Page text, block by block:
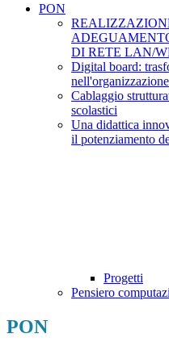
PON
DI RETE LAN/
Digital board:
nell'organizzazione
Cablaggio
scolastici
Una didattica
il potenziamento
Progetti
Pensiero
PON